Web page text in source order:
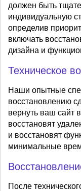
должен быть
индивидуальную
определив
включать
дизайна и
Техническое
Наши опытные
восстановлению
вернуть ваш сайт
восстановят
и восстановят
минимальные
После